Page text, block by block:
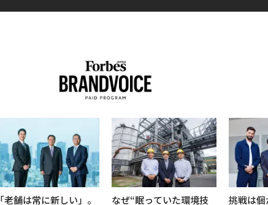
「老舗は常に新しい」。
なぜ“眠っていた環境技
挑戦は